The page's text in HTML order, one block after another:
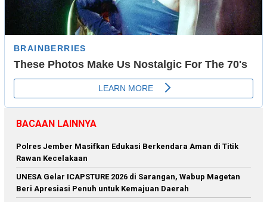
BACAAN LAINNYA
Polres Jember Masifkan Edukasi Berkendara Aman di Titik
Rawan Kecelakaan
‎UNESA Gelar ICAPSTURE 2026 di Sarangan, Wabup Magetan
Beri Apresiasi Penuh untuk Kemajuan Daerah